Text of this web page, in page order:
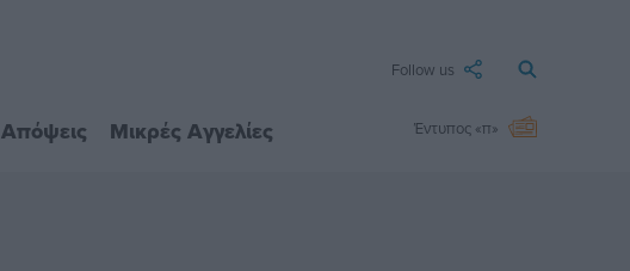
Follow us
Απόψεις Μικρές Αγγελίες Έντυπος «π»